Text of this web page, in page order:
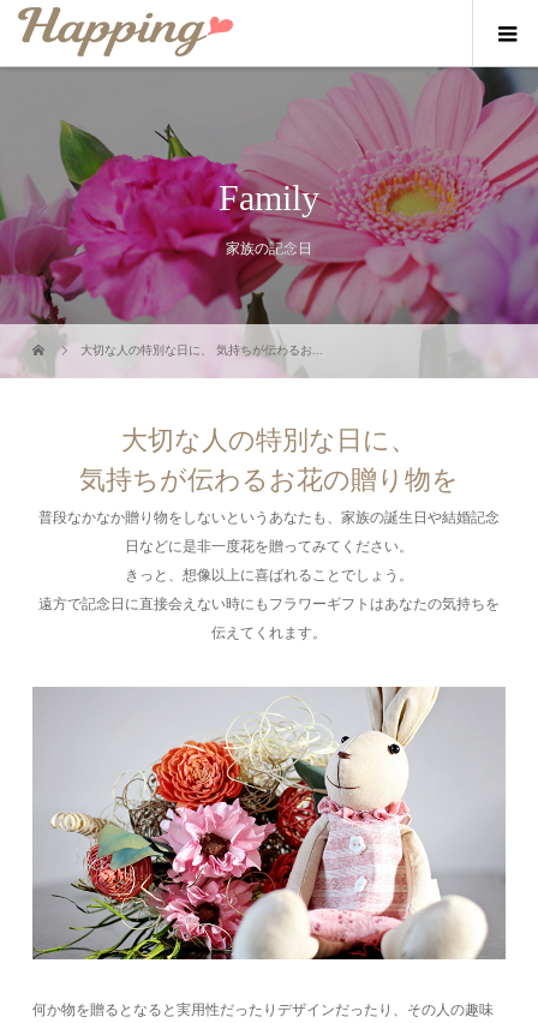
Family
家族の記念日
大切な人の特別な日に、 気持ちが伝わるお...
大切な人の特別な日に、
気持ちが伝わるお花の贈り物を
普段なかなか贈り物をしないというあなたも、家族の誕生日や結婚記念
日などに是非一度花を贈ってみてください。
きっと、想像以上に喜ばれることでしょう。
遠方で記念日に直接会えない時にもフラワーギフトはあなたの気持ちを
伝えてくれます。
何か物を贈るとなると実用性だったりデザインだったり、その人の趣味